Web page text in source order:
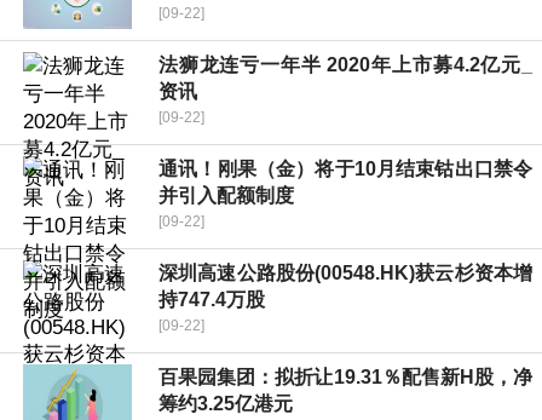
[09-22]
法狮龙连亏一年半 2020年上市募4.2亿元_
资讯
[09-22]
通讯！刚果（金）将于10月结束钴出口禁令
并引入配额制度
[09-22]
深圳高速公路股份(00548.HK)获云杉资本增
持747.4万股
[09-22]
百果园集团：拟折让19.31％配售新H股，净
筹约3.25亿港元